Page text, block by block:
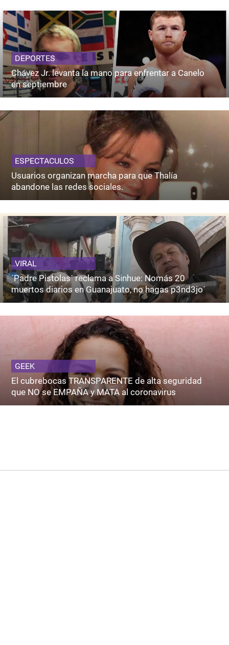
DEPORTES
Chávez Jr. levanta la mano para enfrentar a Canelo
en septiembre
ESPECTACULOS
Usuarios organizan marcha para que Thalía
abandone las redes sociales.
VIRAL
´Padre Pistolas´ reclama a Sinhue: Nomás 20
muertos diarios en Guanajuato, no hagas p3nd3jo´
GEEK
El cubrebocas TRANSPARENTE de alta seguridad
que NO se EMPAÑA y MATA al coronavirus